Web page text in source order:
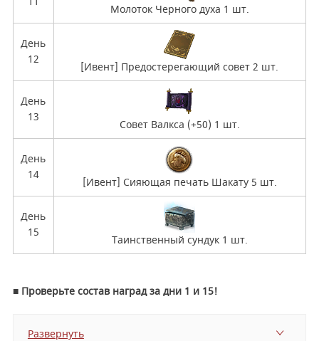
Молоток Черного духа 1 шт.
День
12
[Ивент] Предостерегающий совет 2 шт.
День
13
Совет Валкса (+50) 1 шт.
День
14
[Ивент] Сияющая печать Шакату 5 шт.
День
15
Таинственный сундук 1 шт.
■ Проверьте состав наград за дни 1 и 15!
Развернуть